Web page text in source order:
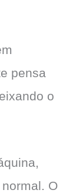
pensa
o
normal. O